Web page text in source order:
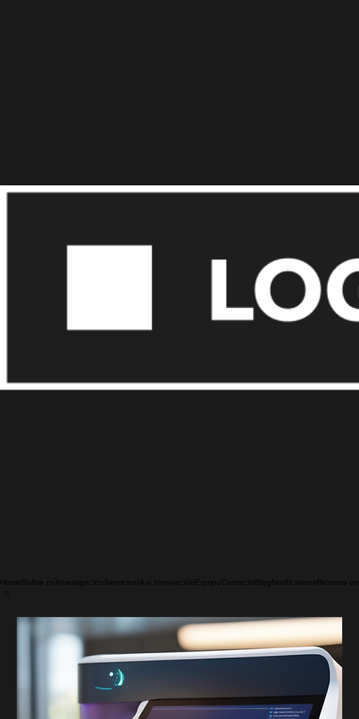
Sobre míInvestigaciónServicios IA e Innovación ContactoBlogNotificationsReserva